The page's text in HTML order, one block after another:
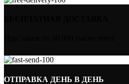
ОТПРАВКА ДЕНЬ В ДЕНЬ